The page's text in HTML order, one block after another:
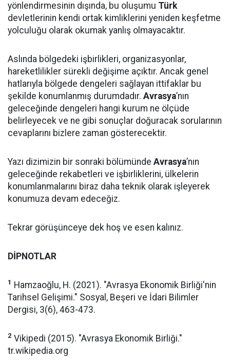
yönlendirmesinin dışında, bu oluşumu Türk
devletlerinin kendi ortak kimliklerini yeniden keşfetme
yolculuğu olarak okumak yanlış olmayacaktır.
Aslında bölgedeki işbirlikleri, organizasyonlar,
hareketlilikler sürekli değişime açıktır. Ancak genel
hatlarıyla bölgede dengeleri sağlayan ittifaklar bu
şekilde konumlanmış durumdadır. Avrasya’nın
geleceğinde dengeleri hangi kurum ne ölçüde
belirleyecek ve ne gibi sonuçlar doğuracak sorularının
cevaplarını bizlere zaman gösterecektir.
Yazı dizimizin bir sonraki bölümünde Avrasya’nın
geleceğinde rekabetleri ve işbirliklerini, ülkelerin
konumlanmalarını biraz daha teknik olarak işleyerek
konumuza devam edeceğiz.
Tekrar görüşünceye dek hoş ve esen kalınız.
DİPNOTLAR
1 Hamzaoğlu, H. (2021). "Avrasya Ekonomik Birliği'nin
Tarihsel Gelişimi." Sosyal, Beşeri ve İdari Bilimler
Dergisi, 3(6), 463-473.
2 Vikipedi (2015). "Avrasya Ekonomik Birliği."
tr.wikipedia.org